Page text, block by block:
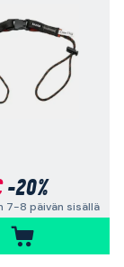
-20%
7-8 päivän sisällä